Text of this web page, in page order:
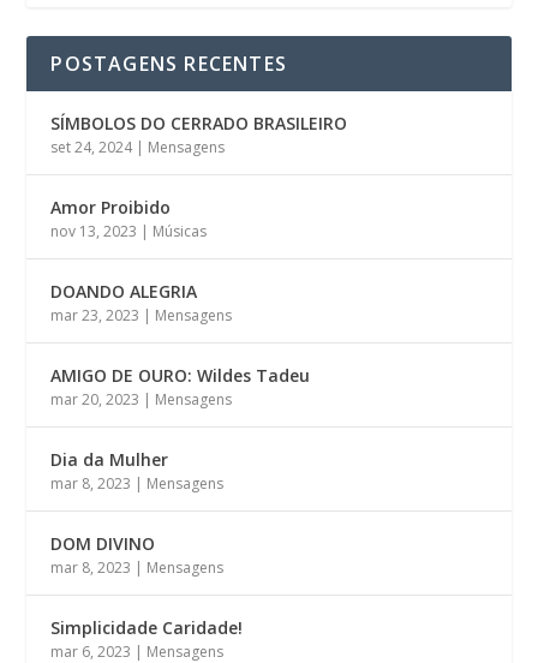
POSTAGENS RECENTES
SÍMBOLOS DO CERRADO BRASILEIRO
set 24, 2024| Mensagens
Amor Proibido
nov 13, 2023 | Músicas
DOANDO ALEGRIA
mar 23, 2023 | Mensagens
AMIGO DE OURO: Wildes Tadeu
mar 20, 2023 | Mensagens
Dia da Mulher
mar 8, 2023 | Mensagens
DOM DIVINO
mar 8, 2023 | Mensagens
Simplicidade Caridade!
mar 6, 2023 | Mensagens